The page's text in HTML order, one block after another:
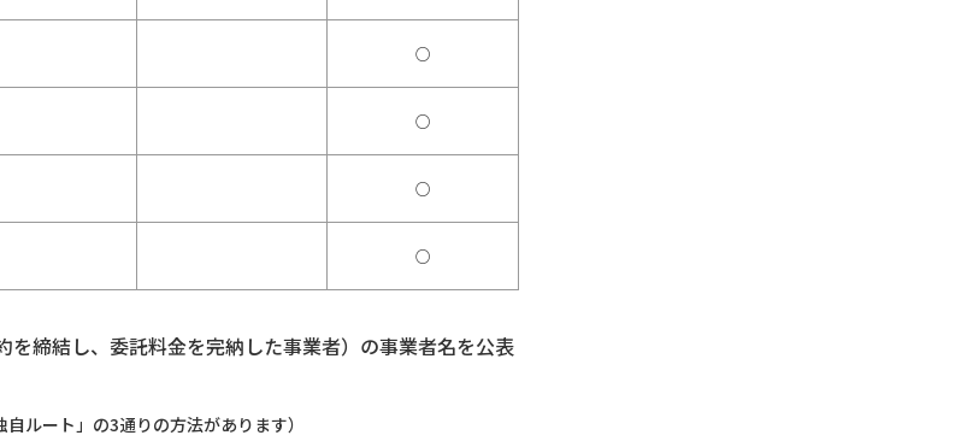
○
○
○
○
を締結し、委託料金を完納した事業者）の事業者名を公表
ルート」の3通りの方法があります）